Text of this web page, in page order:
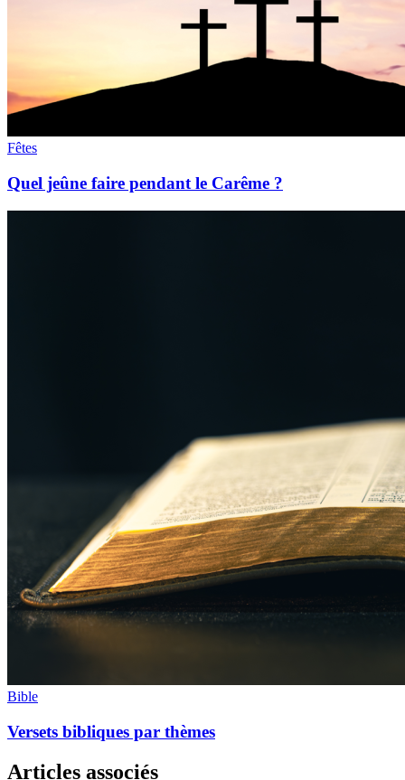
Fêtes
Quel jeûne faire pendant le Carême ?
Bible
Versets bibliques par thèmes
Articles associés